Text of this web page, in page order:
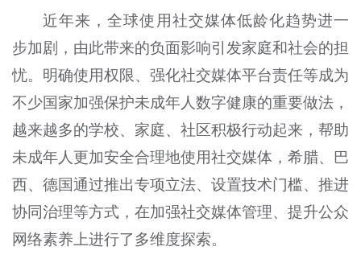
近年来，全球使用社交媒体低龄化趋势进一
步加剧，由此带来的负面影响引发家庭和社会的担
忧。明确使用权限、强化社交媒体平台责任等成为
不少国家加强保护未成年人数字健康的重要做法，
越来越多的学校、家庭、社区积极行动起来，帮助
未成年人更加安全合理地使用社交媒体，希腊、巴
西、德国通过推出专项立法、设置技术门槛、推进
协同治理等方式，在加强社交媒体管理、提升公众
网络素养上进行了多维度探索。